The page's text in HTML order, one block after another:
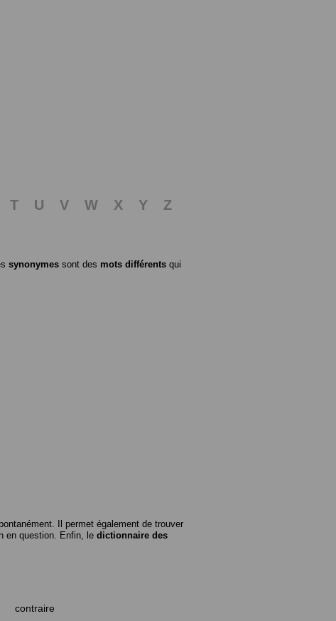
T U V W X Y
Z
synonymes sont des mots différents qui
Il permet également de trouver
en question. Enfin, le dictionnaire des
contraire